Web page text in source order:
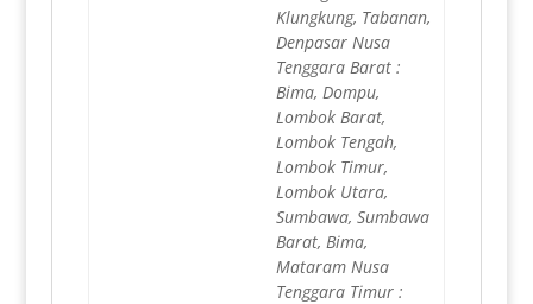
Klungkung, Tabanan,
Denpasar Nusa
Tenggara Barat :
Bima, Dompu,
Lombok Barat,
Lombok Tengah,
Lombok Timur,
Lombok Utara,
Sumbawa, Sumbawa
Barat, Bima,
Mataram Nusa
Tenggara Timur :